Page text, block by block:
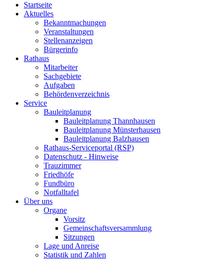
Startseite
Aktuelles
Bekanntmachungen
Veranstaltungen
Stellenanzeigen
Bürgerinfo
Rathaus
Mitarbeiter
Sachgebiete
Aufgaben
Behördenverzeichnis
Service
Bauleitplanung
Bauleitplanung Thannhausen
Bauleitplanung Münsterhausen
Bauleitplanung Balzhausen
Rathaus-Serviceportal (RSP)
Datenschutz - Hinweise
Trauzimmer
Friedhöfe
Fundbüro
Notfalltafel
Über uns
Organe
Vorsitz
Gemeinschaftsversammlung
Sitzungen
Lage und Anreise
Statistik und Zahlen